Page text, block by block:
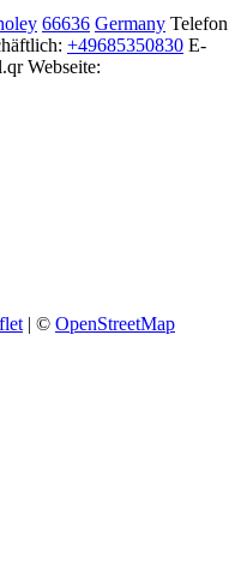
66636 Germany Telefon
: +49685350830 E-
Webseite:
| © OpenStreetMap